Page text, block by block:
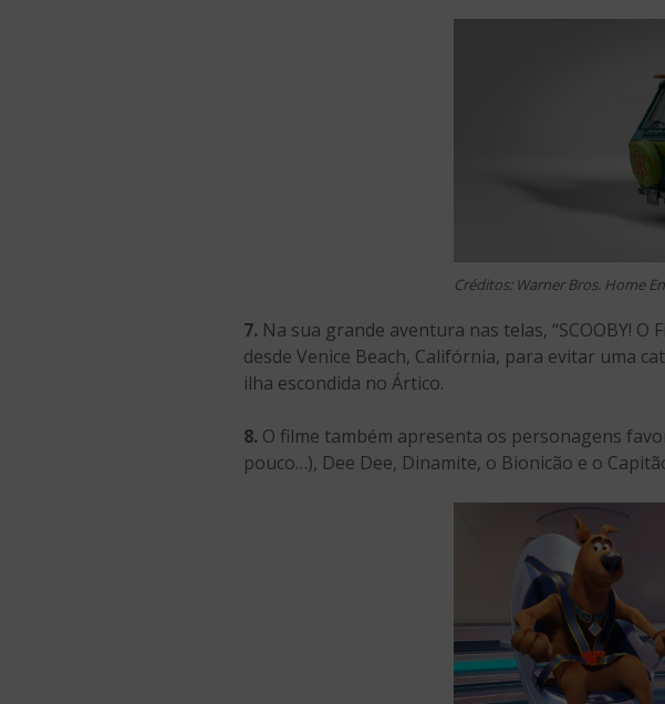
Créditos: Warner Bros. Home
7. Na sua grande aventura nas telas, “SCOOBY!
desde Venice Beach, Califórnia, para evitar uma
ilha escondida no Ártico.
8. O filme também apresenta os personagens
pouco…), Dee Dee, Dinamite, o Bionicão e o